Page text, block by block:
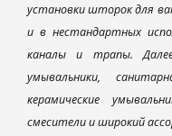
установки шторок для
и в нестандартных
каналы и трапы.
умывальники,
керамические
смесители и широкий